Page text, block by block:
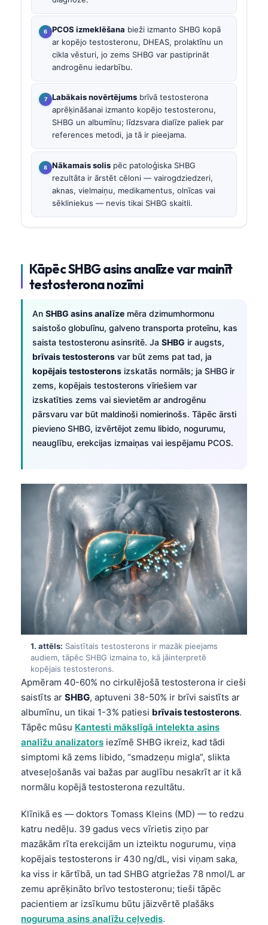
PCOS izmeklēšana bieži izmanto SHBG kopā
ar kopējo testosteronu, DHEAS, prolaktīnu un
cikla vēsturi, jo zems SHBG var pastiprināt
androgēnu iedarbību.
Labākais novērtējums brīvā testosterona
aprēķināšanai izmanto kopējo testosteronu,
SHBG un albumīnu; līdzsvara dialīze paliek par
references metodi, ja tā ir pieejama.
Nākamais solis pēc patoloģiska SHBG
rezultāta ir ārstēt cēloni — vairogdziedzeri,
aknas, vielmaiņu, medikamentus, olnīcas vai
sēkliniekus — nevis tikai SHBG skaitli.
Kāpēc SHBG asins analīze var mainīt
testosterona nozīmi
An SHBG asins analīze mēra dzimumhormonu
saistošo globulīnu, galveno transporta proteīnu, kas
saista testosteronu asinsritē. Ja SHBG ir augsts,
brīvais testosterons var būt zems pat tad, ja
kopējais testosterons izskatās normāls; ja SHBG ir
zems, kopējais testosterons vīriešiem var
izskatīties zems vai sievietēm ar androgēnu
pārsvaru var būt maldinoši nomierinošs. Tāpēc ārsti
pievieno SHBG, izvērtējot zemu libido, nogurumu,
neauglību, erekcijas izmaiņas vai iespējamu PCOS.
1. attēls: Saistītais testosterons ir mazāk pieejams
audiem, tāpēc SHBG izmaina to, kā jāinterpretē
kopējais testosterons.
Apmēram 40-60% no cirkulējošā testosterona ir cieši
saistīts ar SHBG, aptuveni 38-50% ir brīvi saistīts ar
albumīnu, un tikai 1-3% patiesi brīvais testosterons.
Tāpēc mūsu Kantesti mākslīgā intelekta asins
analīžu analizators iezīmē SHBG ikreiz, kad tādi
simptomi kā zems libido, “smadzeņu migla”, slikta
atveseļošanās vai bažas par auglību nesakrīt ar it kā
normālu kopējā testosterona rezultātu.
Klīnikā es — doktors Tomass Kleins (MD) — to redzu
katru nedēļu. 39 gadus vecs vīrietis ziņo par
mazākām rīta erekcijām un izteiktu nogurumu, viņa
kopējais testosterons ir 430 ng/dL, visi viņam saka,
ka viss ir kārtībā, un tad SHBG atgriežas 78 nmol/L ar
zemu aprēķināto brīvo testosteronu; tieši tāpēc
pacientiem ar izsīkumu būtu jāizvērtē plašāks
noguruma asins analīžu ceļvedis.